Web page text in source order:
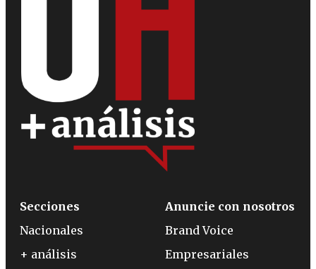
Secciones
Nacionales
+ análisis
Anuncie con nosotros
Brand Voice
Empresariales